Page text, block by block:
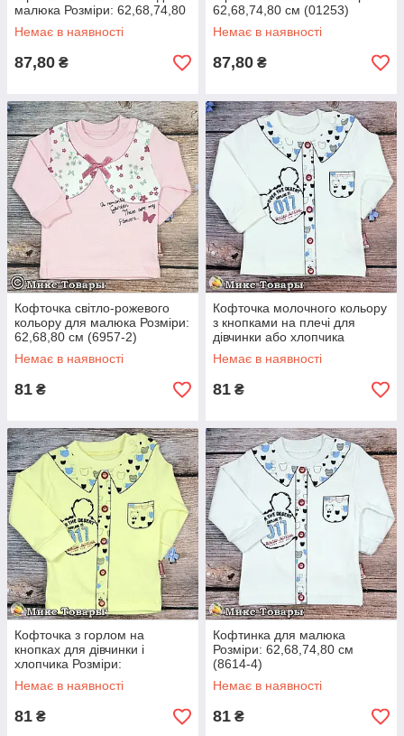
малюка Розміри: 62,68,74,80
см (01252)
Немає в наявності
87,80 ₴
62,68,74,80 см (01253)
Немає в наявності
87,80 ₴
Кофточка світло-рожевого
кольору для малюка Розміри:
62,68,80 см (6957-2)
Немає в наявності
81 ₴
Кофточка молочного кольору
з кнопками на плечі для
дівчинки або хлопчика
Розміри: 62,68,74,80 см
(8614-1)
Немає в наявності
81 ₴
Кофточка з горлом на
кнопках для дівчинки і
хлопчика Розміри:
62,68,74,80 см (8614-2)
Немає в наявності
81 ₴
Кофтинка для малюка
Розміри: 62,68,74,80 см
(8614-4)
Немає в наявності
81 ₴